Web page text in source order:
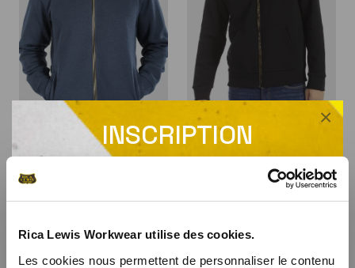
Rica Lewis Workwear utilise des cookies.
Les cookies nous permettent de personnaliser le contenu
INSCRIPTION
NEWSLETTER
Recevez un code promo de -10% sur tout le
En vous inscrivant à notre newsletter, vous recevrez nos promos
×
BLEU
44,99€
Sweat à capuche en
molleton gratté
SEATTLE